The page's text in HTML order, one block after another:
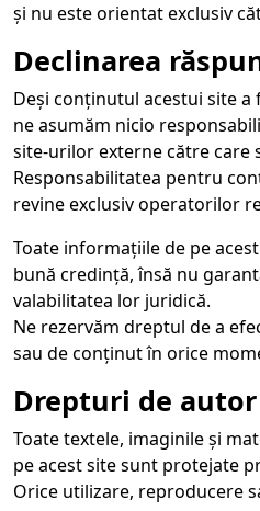
și nu este orientat exclusiv
Declinarea
Deși conținutul acestui site
ne asumăm nicio
site-urilor externe către care
Responsabilitatea pentru
revine exclusiv operatorilor
Toate informațiile de pe
bună credință, însă nu
valabilitatea lor juridică.
Ne rezervăm dreptul de a
sau de conținut în orice
Drepturi de autor
Toate textele, imaginile și
pe acest site sunt protejate
Orice utilizare, reproducere